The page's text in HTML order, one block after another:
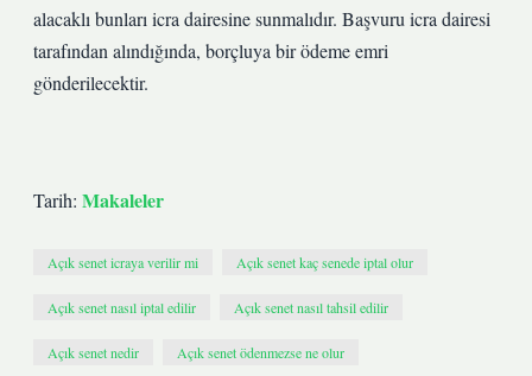
alacaklı bunları icra dairesine sunmalıdır. Başvuru icra dairesi
tarafından alındığında, borçluya bir ödeme emri
gönderilecektir.
Tarih: Makaleler
Açık senet icraya verilir mi Açık senet kaç senede iptal olur
Açık senet nasıl iptal edilir Açık senet nasıl tahsil edilir
Açık senet nedir Açık senet ödenmezse ne olur